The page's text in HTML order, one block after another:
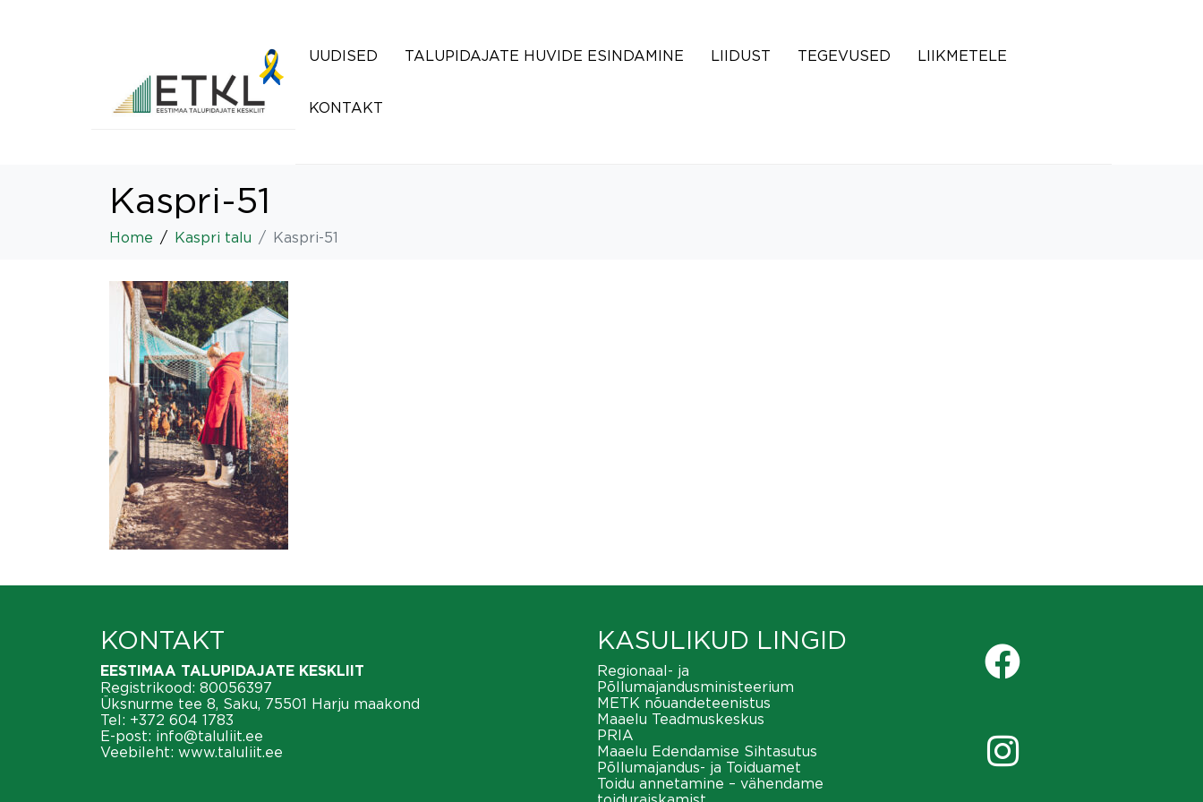
UUDISED TALUPIDAJATE HUVIDE ESINDAMINE LIIDUST TEGEVUSED LIIKMETELE
KONTAKT
Kaspri-51
Home Kaspri talu Kaspri-51
KONTAKT
EESTIMAA TALUPIDAJATE KESKLIIT
Registrikood: 80056397
Üksnurme tee 8, Saku, 75501 Harju maakond
Tel: +372 604 1783
E-post: info@taluliit.ee
Veebileht: www.taluliit.ee
KASULIKUD LINGID
Regionaal- ja
Põllumajandusministeerium
METK nõuandeteenistus
Maaelu Teadmuskeskus
PRIA
Maaelu Edendamise Sihtasutus
Põllumajandus- ja Toiduamet
Toidu annetamine – vähendame